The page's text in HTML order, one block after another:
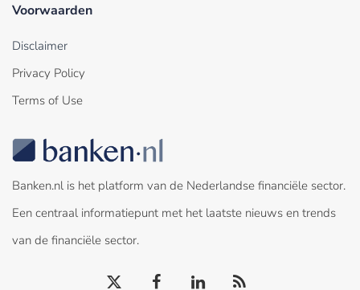
Voorwaarden
Disclaimer
Privacy Policy
Terms of Use
Banken.nl is het platform van de Nederlandse financiële sector.
Een centraal informatiepunt met het laatste nieuws en trends
van de financiële sector.